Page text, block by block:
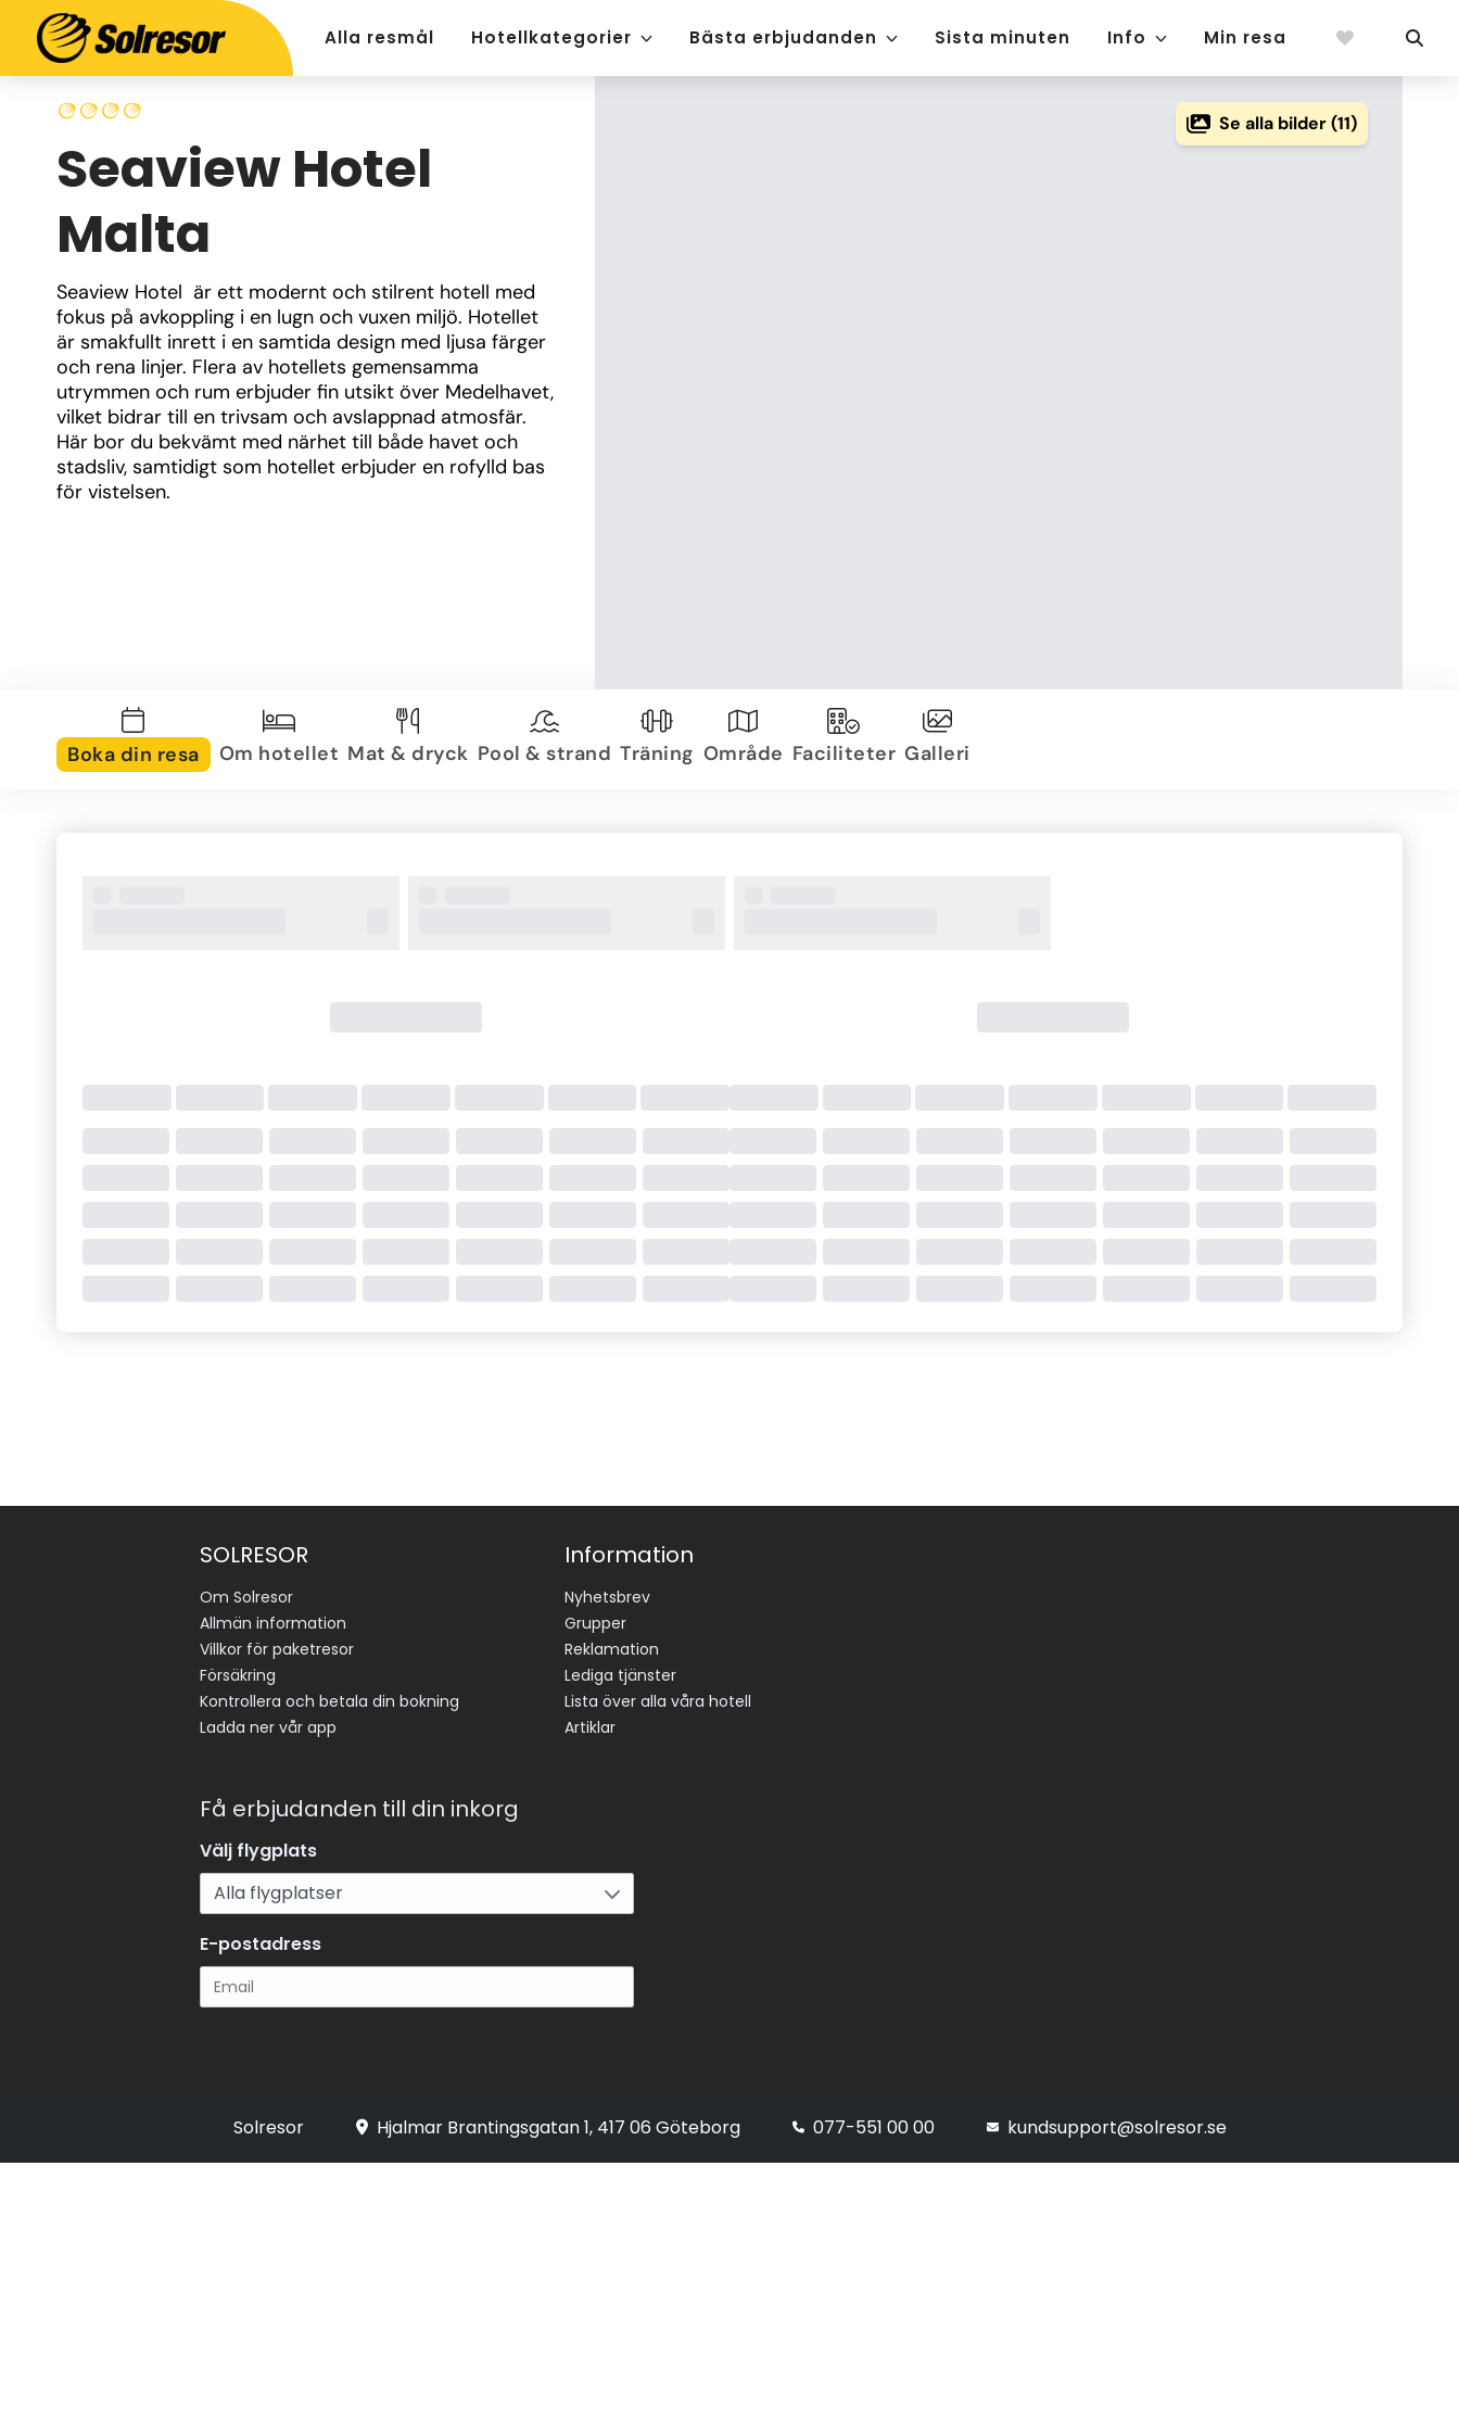
Alla resmål Hotellkategorier Bästa erbjudanden Sista minuten Info Min resa
Seaview Hotel
Malta
Seaview Hotel  är ett modernt och stilrent hotell med
fokus på avkoppling i en lugn och vuxen miljö. Hotellet
är smakfullt inrett i en samtida design med ljusa färger
och rena linjer. Flera av hotellets gemensamma
utrymmen och rum erbjuder fin utsikt över Medelhavet,
vilket bidrar till en trivsam och avslappnad atmosfär.
Här bor du bekvämt med närhet till både havet och
stadsliv, samtidigt som hotellet erbjuder en rofylld bas
för vistelsen.
Se alla bilder (11)
Boka din resa Om hotellet Mat & dryck Pool & strand Träning Område Faciliteter Galleri
SOLRESOR
Om Solresor
Allmän information
Villkor för paketresor
Försäkring
Kontrollera och betala din bokning
Ladda ner vår app
Information
Nyhetsbrev
Grupper
Reklamation
Lediga tjänster
Lista över alla våra hotell
Artiklar
Få erbjudanden till din inkorg
Välj flygplats
E-postadress
Solresor Hjalmar Brantingsgatan 1, 417 06 Göteborg 077-551 00 00 kundsupport@solresor.se